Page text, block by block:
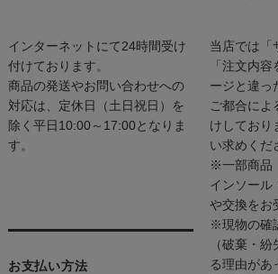
インターネットにて24時間受け
付けております。
商品の発送やお問い合わせへの
対応は、定休日（土日祝日）を
除く平日10:00～17:00となりま
す。
お支払い方法
当店では「
「注文内
ージと違っ
ご都合によ
けしており
い求めくだ
※一部商品
インソール
や交換をお
※現物の確
（破棄・
る理由があ